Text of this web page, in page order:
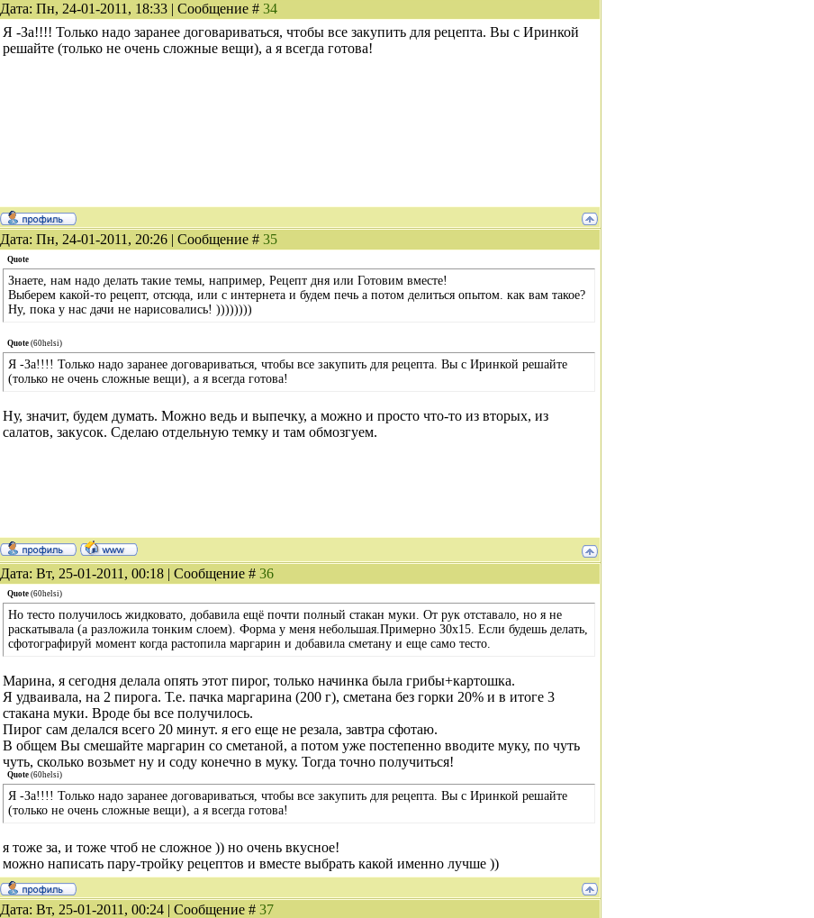
Дата: Пн, 24-01-2011, 18:33 | Сообщение # 34
Я -За!!!! Только надо заранее договариваться, чтобы все закупить для рецепта. Вы с Иринкой
решайте (только не очень сложные вещи), а я всегда готова!
Дата: Пн, 24-01-2011, 20:26 | Сообщение # 35
Quote
Знаете, нам надо делать такие темы, например, Рецепт дня или Готовим вместе!
Выберем какой-то рецепт, отсюда, или с интернета и будем печь а потом делиться опытом. как вам такое?
Ну, пока у нас дачи не нарисовались! ))))))))
Quote (60helsi)
Я -За!!!! Только надо заранее договариваться, чтобы все закупить для рецепта. Вы с Иринкой решайте
(только не очень сложные вещи), а я всегда готова!
Ну, значит, будем думать. Можно ведь и выпечку, а можно и просто что-то из вторых, из
салатов, закусок. Сделаю отдельную темку и там обмозгуем.
Дата: Вт, 25-01-2011, 00:18 | Сообщение # 36
Quote (60helsi)
Но тесто получилось жидковато, добавила ещё почти полный стакан муки. От рук отставало, но я не
раскатывала (а разложила тонким слоем). Форма у меня небольшая.Примерно 30х15. Если будешь делать,
сфотографируй момент когда растопила маргарин и добавила сметану и еще само тесто.
Марина, я сегодня делала опять этот пирог, только начинка была грибы+картошка.
Я удваивала, на 2 пирога. Т.е. пачка маргарина (200 г), сметана без горки 20% и в итоге 3
стакана муки. Вроде бы все получилось.
Пирог сам делался всего 20 минут. я его еще не резала, завтра сфотаю.
В общем Вы смешайте маргарин со сметаной, а потом уже постепенно вводите муку, по чуть
чуть, сколько возьмет ну и соду конечно в муку. Тогда точно получиться!
Quote (60helsi)
Я -За!!!! Только надо заранее договариваться, чтобы все закупить для рецепта. Вы с Иринкой решайте
(только не очень сложные вещи), а я всегда готова!
я тоже за, и тоже чтоб не сложное )) но очень вкусное!
можно написать пару-тройку рецептов и вместе выбрать какой именно лучше ))
Дата: Вт, 25-01-2011, 00:24 | Сообщение # 37